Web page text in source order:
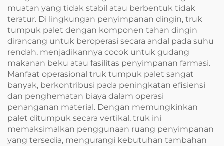
muatan yang tidak stabil atau berbentuk tidak
teratur. Di lingkungan penyimpanan dingin, truk
tumpuk palet dengan komponen tahan dingin
dirancang untuk beroperasi secara andal pada suhu
rendah, menjadikannya cocok untuk gudang
makanan beku atau fasilitas penyimpanan farmasi.
Manfaat operasional truk tumpuk palet sangat
banyak, berkontribusi pada peningkatan efisiensi
dan penghematan biaya dalam operasi
penanganan material. Dengan memungkinkan
palet ditumpuk secara vertikal, truk ini
memaksimalkan penggunaan ruang penyimpanan
yang tersedia, mengurangi kebutuhan tambahan